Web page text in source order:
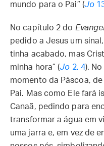
mundo para o Pai” (Jo
No capítulo 2 do
pedido a Jesus um
tinha acabado, mas
minha hora” (Jo 2, 4).
momento da Páscoa,
Pai. Mas como Ele fará
Canaã, pedindo para
transformar a água em
uma jarra e, em vez de